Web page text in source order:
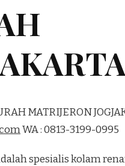
MATRIJERON
WA : 0813-3199-0995
spesialis kolam